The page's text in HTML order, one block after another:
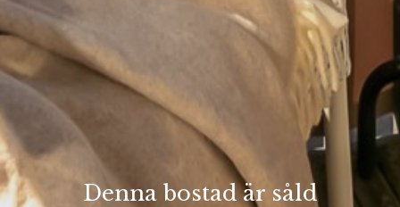
Denna bostad är såld